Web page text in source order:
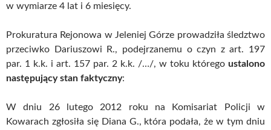
w wymiarze 4 lat i 6 miesięcy.
Prokuratura Rejonowa w Jeleniej Górze prowadziła śledztwo
przeciwko Dariuszowi R., podejrzanemu o czyn z art. 197
par. 1 k.k. i art. 157 par. 2 k.k. /…/, w toku którego ustalono
następujący stan faktyczny:
W dniu 26 lutego 2012 roku na Komisariat Policji w
Kowarach zgłosiła się Diana G., która podała, że w tym dniu